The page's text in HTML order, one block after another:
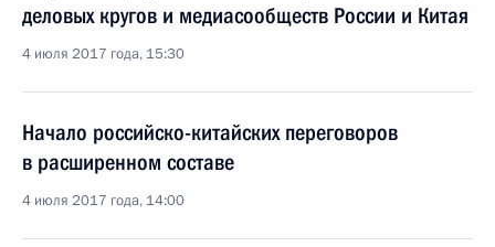
деловых кругов и медиасообществ России и Китая
4 июля 2017 года, 15:30
Начало российско-китайских переговоров
в расширенном составе
4 июля 2017 года, 14:00